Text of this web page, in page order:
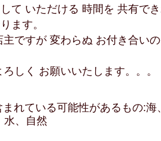
て いただける 時間を 共有で
ます。
ですが 変わらぬ お付き合い
しく お願いいたします。。。